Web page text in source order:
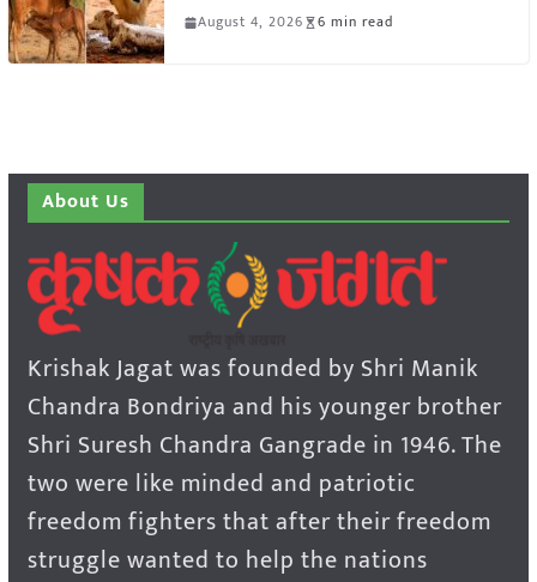
August 4, 2026 6 min read
About Us
Krishak Jagat was founded by Shri Manik
Chandra Bondriya and his younger brother
Shri Suresh Chandra Gangrade in 1946. The
two were like minded and patriotic
freedom fighters that after their freedom
struggle wanted to help the nations